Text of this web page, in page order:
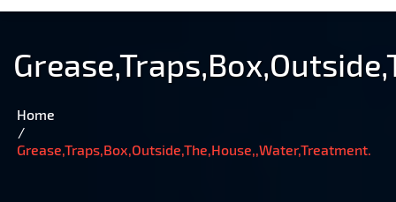
Home
Grease,Traps,Box,Outside,The,House,,Water,Treatment.